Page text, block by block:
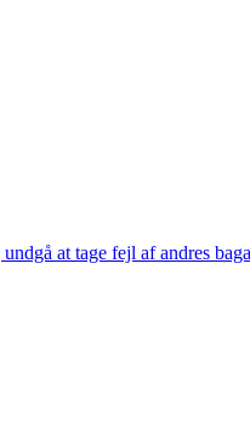
at tage fejl af andres